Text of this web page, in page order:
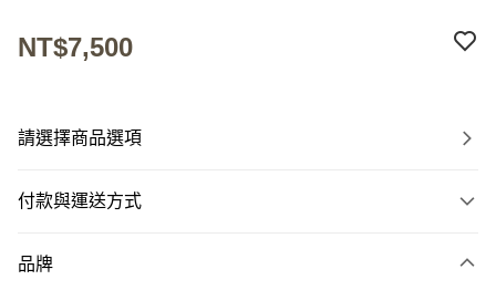
NT$7,500
請選擇商品選項
付款與運送方式
信用卡一次付款
品牌